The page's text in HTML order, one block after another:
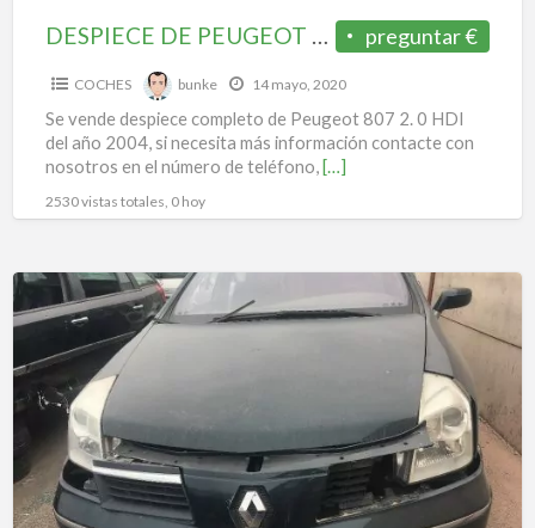
preguntar €
DESPIECE DE PEUGEOT 807 2.0 HDI
COCHES bunke 14 mayo, 2020
Se vende despiece completo de Peugeot 807 2. 0 HDI
del año 2004, si necesita más información contacte con
nosotros en el número de teléfono,[…]
2530 vistas totales, 0 hoy
DESPIECE
COMPLETO
RENAULT
VELSATIS
2.2
DCI
2006